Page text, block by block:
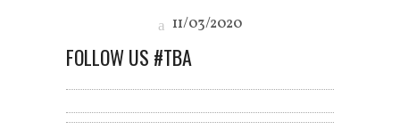
11/03/2020
FOLLOW US #TBA